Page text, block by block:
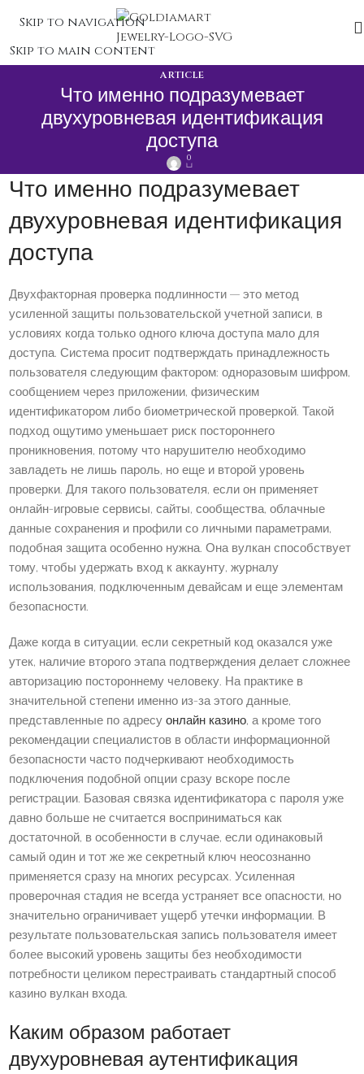
Skip to navigation
Skip to main content
ARTICLE
Что именно подразумевает
двухуровневая идентификация
доступа
0
Что именно подразумевает
двухуровневая идентификация
доступа
Двухфакторная проверка подлинности — это метод
усиленной защиты пользовательской учетной записи, в
условиях когда только одного ключа доступа мало для
доступа. Система просит подтверждать принадлежность
пользователя следующим фактором: одноразовым шифром,
сообщением через приложении, физическим
идентификатором либо биометрической проверкой. Такой
подход ощутимо уменьшает риск постороннего
проникновения, потому что нарушителю необходимо
завладеть не лишь пароль, но еще и второй уровень
проверки. Для такого пользователя, если он применяет
онлайн-игровые сервисы, сайты, сообщества, облачные
данные сохранения и профили со личными параметрами,
подобная защита особенно нужна. Она вулкан способствует
тому, чтобы удержать вход к аккаунту, журналу
использования, подключенным девайсам и еще элементам
безопасности.
Даже когда в ситуации, если секретный код оказался уже
утек, наличие второго этапа подтверждения делает сложнее
авторизацию постороннему человеку. На практике в
значительной степени именно из-за этого данные,
представленные по адресуонлайн казино, а кроме того
рекомендации специалистов в области информационной
безопасности часто подчеркивают необходимость
подключения подобной опции сразу вскоре после
регистрации. Базовая связка идентификатора с пароля уже
давно больше не считается восприниматься как
достаточной, в особенности в случае, если одинаковый
самый один и тот же же секретный ключ неосознанно
применяется сразу на многих ресурсах. Усиленная
проверочная стадия не всегда устраняет все опасности, но
значительно ограничивает ущерб утечки информации. В
результате пользовательская запись пользователя имеет
более высокий уровень защиты без необходимости
потребности целиком перестраивать стандартный способ
казино вулкан входа.
Каким образом работает
двухуровневая аутентификация